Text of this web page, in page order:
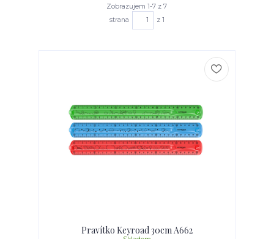
Zobrazujem 1-7 z 7
strana
z 1
Pravítko Keyroad 30cm A662